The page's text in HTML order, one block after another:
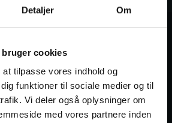
Detaljer Om
bruger cookies
tilpasse vores indhold og
funktioner til sociale medier og til
Vi deler også oplysninger om
med vores partnere inden